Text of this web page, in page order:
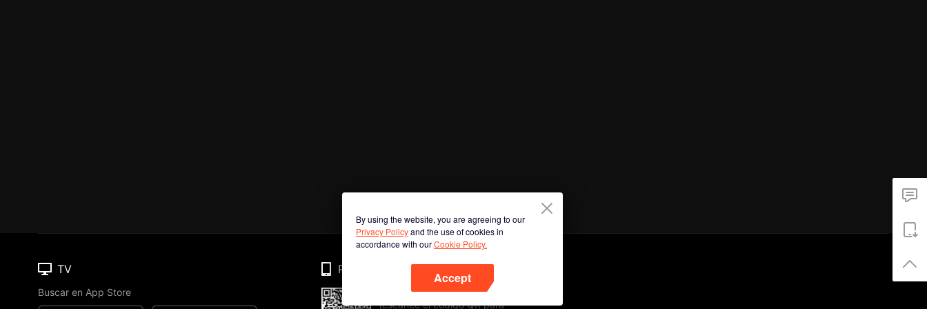
By using the website, you are agreeing to our
Privacy Policyand the use of cookies in
accordance with ourCookie Policy.
Accept
TV
Buscar en App Store
Phone
¡Escanee el código QR para